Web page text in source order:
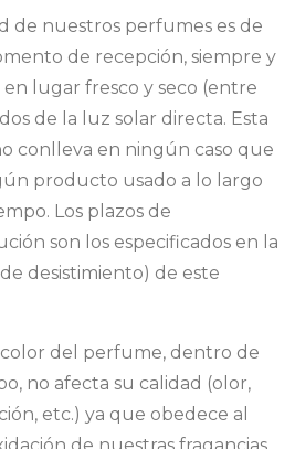
de nuestros perfumes es de
de recepción, siempre y
lugar fresco y seco (entre
de la luz solar directa. Esta
conlleva en ningún caso que
producto usado a lo largo
Los plazos de
son los especificados en la
desistimiento) de este
del perfume, dentro de
no afecta su calidad (olor,
etc.) ya que obedece al